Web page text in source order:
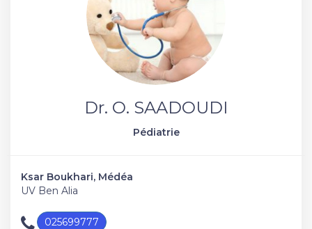
Dr. O. SAADOUDI
Pédiatrie
Ksar Boukhari, Médéa
UV Ben Alia
025699777